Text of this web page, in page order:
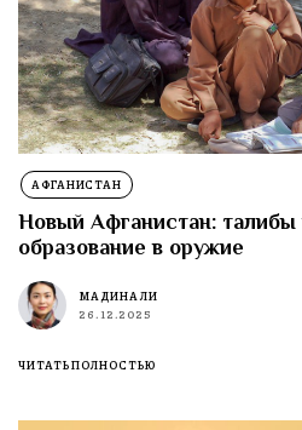
АФГАНИСТАН
Новый Афганистан:
образование в оружие
МАДИНА ЛИ
26.12.2025
ЧИТАТЬ ПОЛНОСТЬЮ